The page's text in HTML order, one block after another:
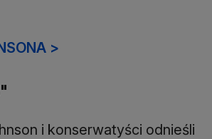
>
i konserwatyści odnieśli